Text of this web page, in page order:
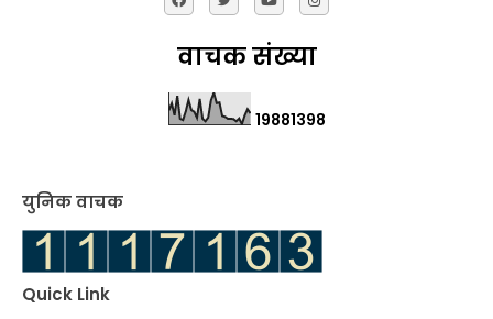
वाचक संख्या
19881398
युनिक वाचक
Quick Link